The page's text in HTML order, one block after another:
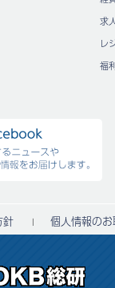
求
レ
福
針 個人情報の